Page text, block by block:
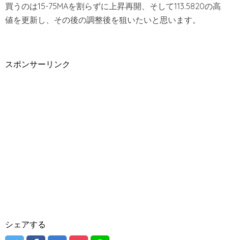
買うのは15-75MAを割らずに上昇再開、そして113.5820の高
値を更新し、その後の調整後を狙いたいと思います。
スポンサーリンク
シェアする